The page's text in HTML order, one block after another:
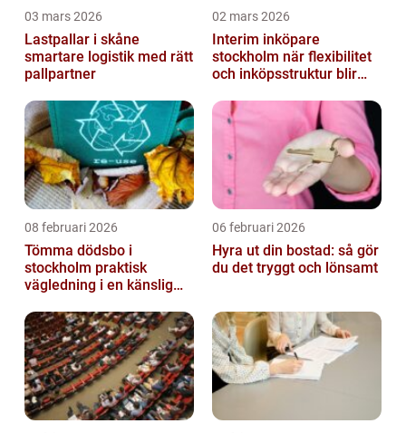
03 mars 2026
Lastpallar i skåne
smartare logistik med rätt
pallpartner
02 mars 2026
Interim inköpare
stockholm när flexibilitet
och inköpsstruktur blir
08 februari 2026
Tömma dödsbo i
stockholm praktisk
vägledning i en känslig
06 februari 2026
Hyra ut din bostad: så gör
du det tryggt och lönsamt